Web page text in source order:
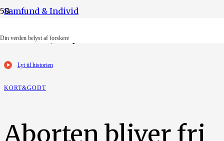
Din verden belyst af forskere
Samfund & Individ
Foto: Ritzau/Scanpix.
Lyt til historien
KORT&GODT
Aborten bliver fri